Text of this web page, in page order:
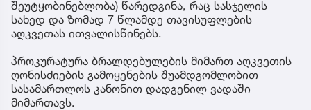
შეუტყობინებლობა) წარედგინა, რაც სასჯელის
სახედ და ზომად 7 წლამდე თავისუფლების
აღკვეთას ითვალისწინებს.
პროკურატურა ბრალდებულების მიმართ აღკვეთის
ღონისძიების გამოყენების შუამდგომლობით
სასამართლოს კანონით დადგენილ ვადაში
მიმართავს.